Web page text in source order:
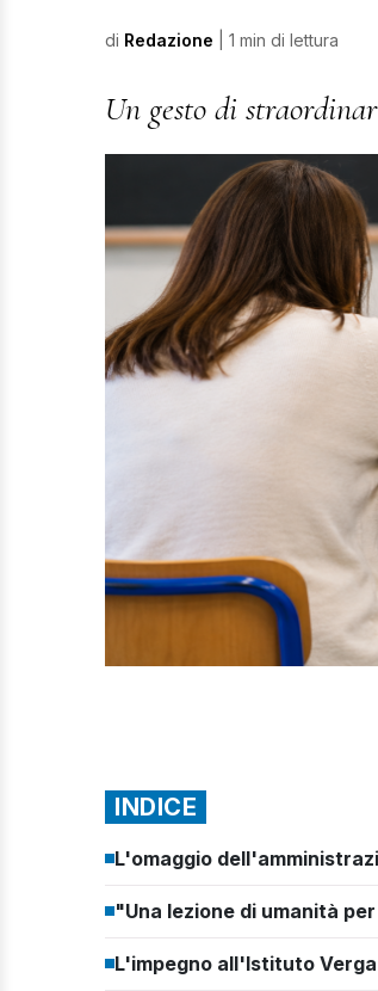
di Redazione | 1 min di lettura
Un gesto di
INDICE
L'omaggio
"Una lezione di umanità
L'impegno all'Istituto Verga